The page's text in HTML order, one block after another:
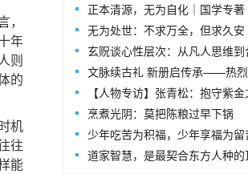
年
则
的
机
往
能
无为处世：不求万全，但求久安
烹煮光阴：莫把陈粮过早下锅
少年吃苦为积福，少年享福为留